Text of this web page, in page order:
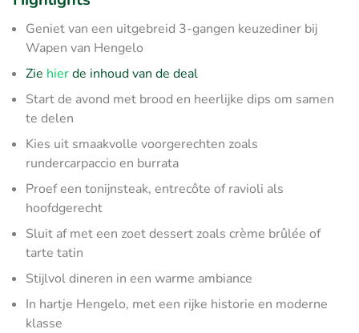
Geniet van een uitgebreid 3-gangen keuzediner bij
Wapen van Hengelo
Zie hierde inhoud van de deal
Start de avond met brood en heerlijke dips om samen
te delen
Kies uit smaakvolle voorgerechten zoals
rundercarpaccio en burrata
Proef een tonijnsteak, entrecôte of ravioli als
hoofdgerecht
Sluit af met een zoet dessert zoals crème brûlée of
tarte tatin
Stijlvol dineren in een warme ambiance
In hartje Hengelo, met een rijke historie en moderne
klasse